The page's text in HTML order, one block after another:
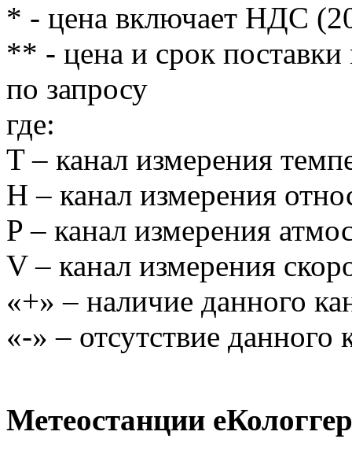
* - цена включает НДС
** - цена и срок
по запросу
где:
T – канал измерения
H – канал измерения
P – канал измерения
V – канал измерения
«+» – наличие данного
«-» – отсутствие данного
Метеостанции